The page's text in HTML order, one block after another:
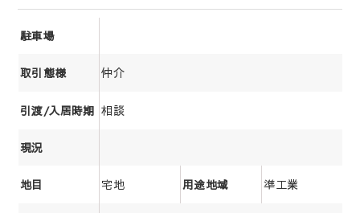
駐車場
取引態様 仲介
引渡/入居時期 相談
現況
地目 宅地 用途地域 準工業